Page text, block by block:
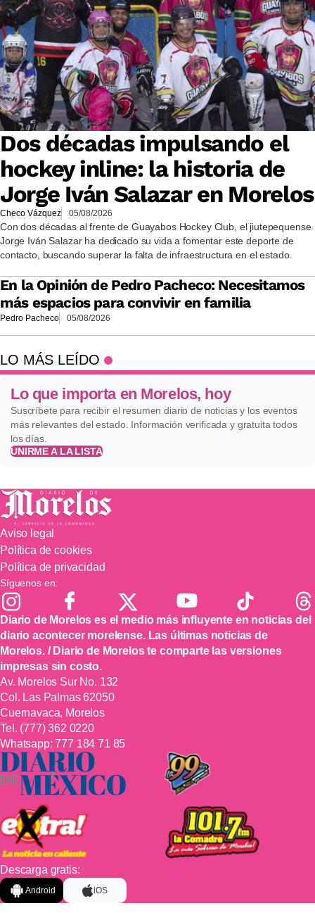
Dos décadas impulsando el
hockey inline: la historia de
Jorge Iván Salazar en Morelos
Checo Vázquez 05/08/2026
Con dos décadas al frente de Guayabos Hockey Club, el jiutepequense
Jorge Iván Salazar ha dedicado su vida a fomentar este deporte de
contacto, buscando superar la falta de infraestructura en el estado.
En la Opinión de Pedro Pacheco: Necesitamos
más espacios para convivir en familia
Pedro Pacheco 05/08/2026
LO MÁS LEÍDO
Lo que importa en Morelos, hoy
Suscríbete para recibir el resumen diario de noticias y los eventos
más relevantes del estado. Información verificada y gratuita todos
los días.
UNIRME A LA LISTA
Aviso legal
Política de cookies
Política de privacidad
Síguenos en:
Diario de Morelos es el medio más influyente en noticias del
diario acontecer morelense. Las últimas noticias de
Morelos. / Diario de Morelos te comparte las versiones
impresas sin costo.
Av. Morelos Sur No. 132
Col. Las Palmas 62050
Cuernavaca, Morelos
Tel. (777) 362 0220
Whatsapp:777 184 71 85
Descarga gratis:
Android iOS